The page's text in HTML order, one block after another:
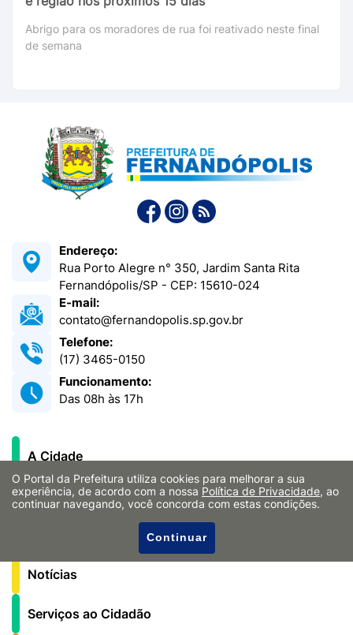
Abrigo para os moradores de rua foi reativado neste final
de semana
Endereço:
Rua Porto Alegre n° 350, Jardim Santa Rita
Fernandópolis/SP - CEP: 15610-024
E-mail:
contato@fernandopolis.sp.gov.br
Telefone:
(17) 3465-0150
Funcionamento:
Das 08h às 17h
A Cidade
Governo
Notícias
Serviços ao Cidadão
O Portal da Prefeitura utiliza cookies para melhorar a sua
experiência, de acordo com a nossa Política de Privacidade, ao
continuar navegando, você concorda com estas condições.
Continuar